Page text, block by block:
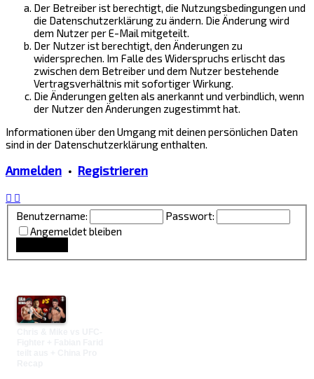
Der Betreiber ist berechtigt, die Nutzungsbedingungen und
die Datenschutzerklärung zu ändern. Die Änderung wird
dem Nutzer per E-Mail mitgeteilt.
Der Nutzer ist berechtigt, den Änderungen zu
widersprechen. Im Falle des Widerspruchs erlischt das
zwischen dem Betreiber und dem Nutzer bestehende
Vertragsverhältnis mit sofortiger Wirkung.
Die Änderungen gelten als anerkannt und verbindlich, wenn
der Nutzer den Änderungen zugestimmt hat.
Informationen über den Umgang mit deinen persönlichen Daten
sind in der Datenschutzerklärung enthalten.
Anmelden • Registrieren
Benutzername:
Passwort:
Angemeldet bleiben